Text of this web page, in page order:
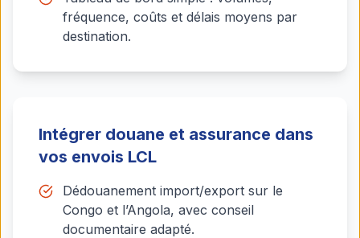
fréquence, coûts et délais moyens par
destination.
Intégrer douane et assurance dans
vos envois LCL
Dédouanement import/export sur le
Congo et l’Angola, avec conseil
documentaire adapté.